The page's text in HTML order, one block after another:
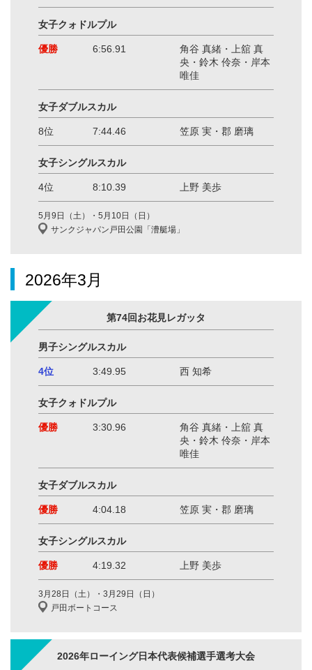
女子クォドルプル
優勝 6:56.91
角谷 真緒・上舘 真
央・鈴木 伶奈・岸本
唯佳
女子ダブルスカル
8位 7:44.46 笠原 実・郡 磨璃
女子シングルスカル
4位 8:10.39 上野 美歩
5月9日（土）・5月10日（日）
サンクジャパン戸田公園「漕艇場」
2026年3月
第74回お花見レガッタ
男子シングルスカル
4位 3:49.95 西 知希
女子クォドルプル
優勝 3:30.96
角谷 真緒・上舘 真
央・鈴木 伶奈・岸本
唯佳
女子ダブルスカル
優勝 4:04.18 笠原 実・郡 磨璃
女子シングルスカル
優勝 4:19.32 上野 美歩
3月28日（土）・3月29日（日）
戸田ボートコース
2026年ローイング日本代表候補選手選考大会